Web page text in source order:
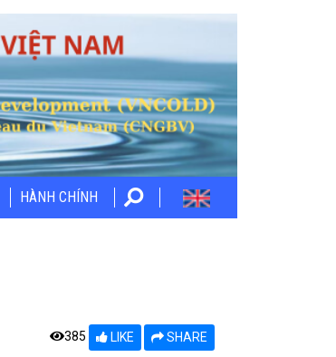
HÀNH CHÍNH
385 LIKE SHARE